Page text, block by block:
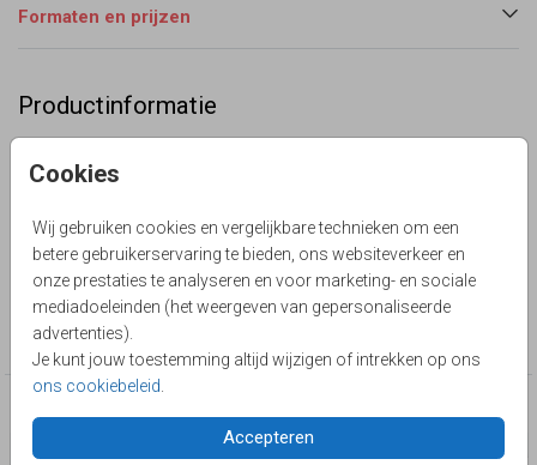
Cookies
Wij gebruiken cookies en vergelijkbare technieken om een
betere gebruikerservaring te bieden, ons websiteverkeer en
onze prestaties te analyseren en voor marketing- en sociale
mediadoeleinden (het weergeven van gepersonaliseerde
advertenties).
Je kunt jouw toestemming altijd wijzigen of intrekken op ons
ons cookiebeleid
Accepteren
Formaten en prijzen
Productinformatie
Save the date kaart in minimalistisch design. Meer heb je
in chique lettertype. (999999)
Le Chique Design
Collectie
Save the Date
Deze producten zijn wellicht ook iets voor je